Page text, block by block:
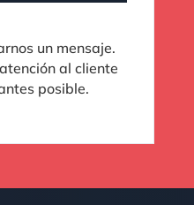
un mensaje.
al cliente
posible.